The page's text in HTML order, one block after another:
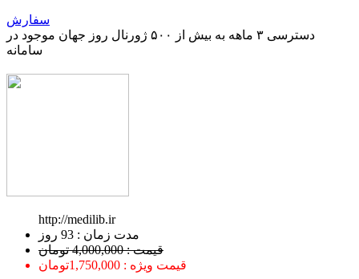
سفارش
دسترسی ۳ ماهه به بیش از ۵۰۰ ژورنال روز جهان موجود در
سامانه
http://medilib.ir
ﻣﺪﺕ ﺯﻣﺎﻥ : 93 ﺭﻭﺯ
قیمت : 4,000,000 تومان
قیمت ویژه : 1,750,000تومان